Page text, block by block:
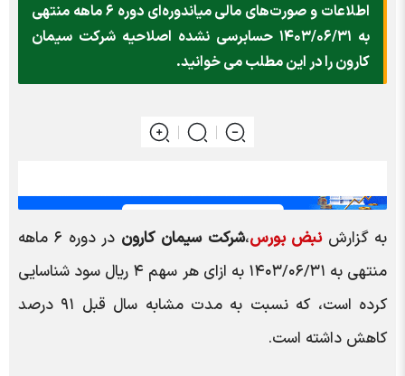
اطلاعات و صورت‌های مالی میاندوره‌ای دوره ۶ ماهه منتهی
به ۱۴۰۳/۰۶/۳۱ حسابرسی نشده اصلاحیه شرکت سیمان
کارون را در این مطلب می خوانید.
به گزارشنبض بورس،شرکت سیمان کارون
در دوره ۶ ماهه
منتهی به ۱۴۰۳/۰۶/۳۱ به ازای هر سهم ۴ ریال سود شناسایی
کرده است، که نسبت به مدت مشابه سال قبل ۹۱ درصد
کاهش داشته است.